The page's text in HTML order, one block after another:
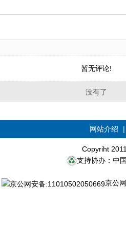
暂无评论!
没有了
网站介绍
Copyriht
支持协办：中
京公